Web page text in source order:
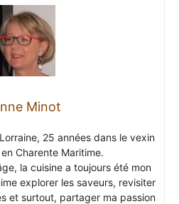
Minot
25 années dans le vexin
Charente Maritime.
la cuisine a toujours été mon
explorer les saveurs, revisiter
et surtout, partager ma passion